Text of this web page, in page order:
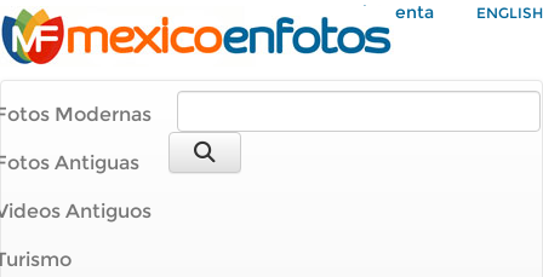
Mi Cuenta ENGLISH
Modernas
Antiguas
Antiguos